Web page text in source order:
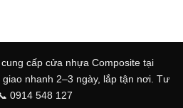
cấp cửa nhựa Composite tại
nhanh 2–3 ngày, lắp tận nơi. Tư
0914 548 127